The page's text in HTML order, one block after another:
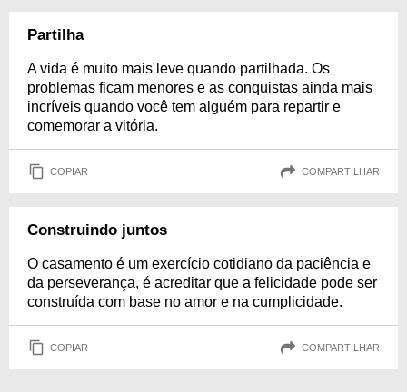
Partilha
A vida é muito mais leve quando partilhada. Os
problemas ficam menores e as conquistas ainda mais
incríveis quando você tem alguém para repartir e
comemorar a vitória.
COPIAR COMPARTILHAR
Construindo juntos
O casamento é um exercício cotidiano da paciência e
da perseverança, é acreditar que a felicidade pode ser
construída com base no amor e na cumplicidade.
COPIAR COMPARTILHAR